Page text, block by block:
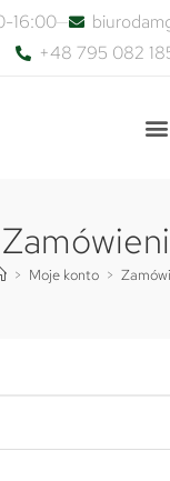
16:00
+48 795 082
> Moje konto >